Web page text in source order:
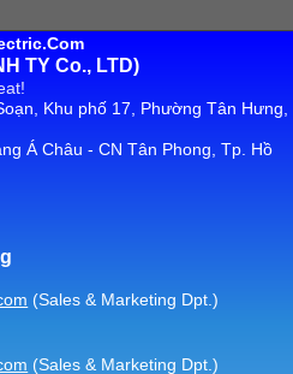
TY Co., LTD)
Khu phố 17, Phường Tân Hưng,
Á Châu - CN Tân Phong, Tp. Hồ
(Sales & Marketing Dpt.)
(Sales & Marketing Dpt.)